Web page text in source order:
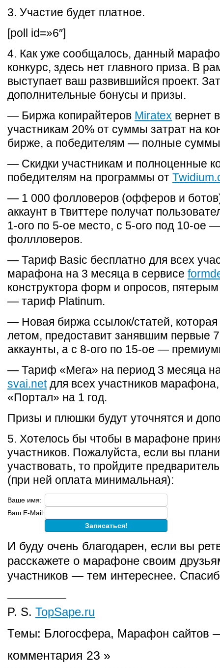
3. Участие будет платное.
[poll id=»6″]
4. Как уже сообщалось, данный
конкурс, здесь нет главного приза. В
выступает ваш развившийся проект.
дополнительные бонусы и призы.
— Биржа копирайтеров Miratex вернет
участникам 20% от суммы затрат на
бирже, а победителям — полные
— Скидки участникам и полноценные
победителям на программы от
— 1 000 фолловеров (офферов и
аккаунт в Твиттере получат
1-ого по 5-ое место, с 5-ого под 10-ое
фоллловеров.
— Тариф Basic бесплатно для всех
марафона на 3 месяца в сервисе
конструктора форм и опросов,
— тариф Platinum.
— Новая биржа ссылок/статей, которая
летом, предоставит занявшим первые
аккаунты, а с 8-ого по 15-ое —
— Тариф «Мега» на период 3 месяца на
svai.netдля всех участников
«Портал» на 1 год.
Призы и плюшки будут уточнятся и
5. Хотелось бы чтобы в марафоне
участников. Пожалуйста, если вы
участвовать, то пройдите
(при ней оплата минимальная):
Ваше имя:
Ваш E-Mail:
И буду очень благодарен, если вы
расскажете о марафоне своим
участников — тем интереснее.
—————
P. S. TopSape.ru
Темы: Блогосфера, Марафон сайтов
комментария 23 »